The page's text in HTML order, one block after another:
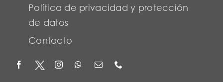
Política de privacidad y protección
de datos
Contacto